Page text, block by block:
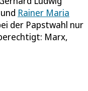
Rainer Maria
der Papstwahl nur
Marx,